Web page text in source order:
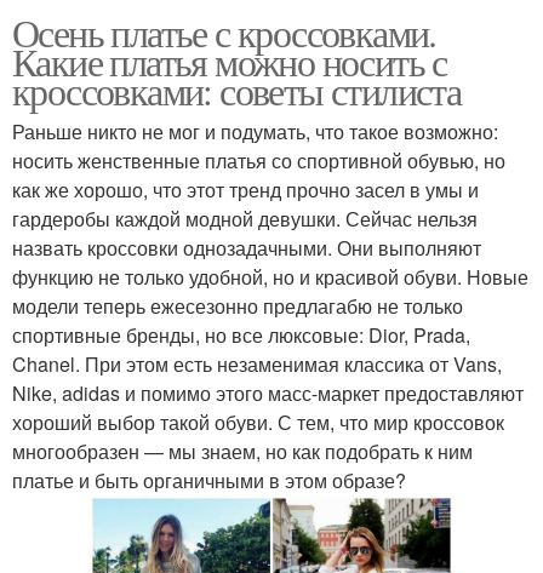
Осень платье с кроссовками.
Какие платья можно носить с
кроссовками: советы стилиста
Раньше никто не мог и подумать, что такое возможно:
носить женственные платья со спортивной обувью, но
как же хорошо, что этот тренд прочно засел в умы и
гардеробы каждой модной девушки. Сейчас нельзя
назвать кроссовки однозадачными. Они выполняют
функцию не только удобной, но и красивой обуви. Новые
модели теперь ежесезонно предлагабю не только
спортивные бренды, но все люксовые: Dior, Prada,
Chanel. При этом есть незаменимая классика от Vans,
Nike, adidas и помимо этого масс-маркет предоставляют
хороший выбор такой обуви. С тем, что мир кроссовок
многообразен — мы знаем, но как подобрать к ним
платье и быть органичными в этом образе?